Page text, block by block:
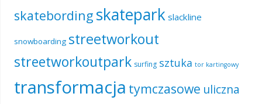
skatebording skatepark slackline
snowboarding streetworkout
streetworkoutpark surfing sztuka tor kartingowy
transformacja tymczasowe uliczna